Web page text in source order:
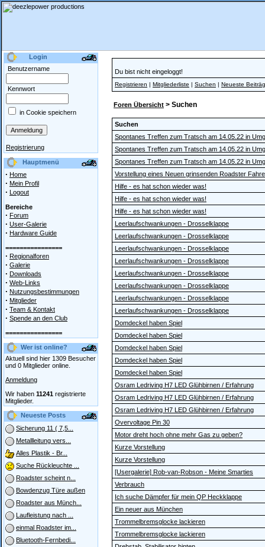
Login
Benutzername
Kennwort
in Cookie speichern
Registrierung
Hauptmenü
· Home
· Mein Profil
· Logout
Bereiche
· Forum
· User-Galerie
· Hardware Guide
================
· Regionalforen
· Galerie
· Downloads
· Web-Links
· Nutzungsbestimmungen
· Mitglieder
· Team & Kontakt
· Spende an den Club
================
Wer ist online?
Aktuell sind hier 1309 Besucher
und 0 Mitglieder online.
Anmeldung
Wir haben 11241 registrierte
Mitglieder.
Neueste Posts
Sicherung 11 ( 7,5...
Metallleitung vers...
Alles Plastik - Br...
Suche Rückleuchte ...
Roadster scheint n...
Bowdenzug Türe außen
Roadster aus Münch...
Laufleistung nach ...
einmal Roadster im...
Bluetooth-Fernbedi...
Du bist nicht eingeloggt!
Registrieren | Mitgliederliste | Suchen | Neueste
Foren Übersicht > Suchen
Suchen
Spontanes Treffen zum Tratsch am 14.05.22 in
Spontanes Treffen zum Tratsch am 14.05.22 in
Spontanes Treffen zum Tratsch am 14.05.22 in
Vorstellung eines Neuen grinsenden Roadster
Hilfe - es hat schon wieder was!
Hilfe - es hat schon wieder was!
Hilfe - es hat schon wieder was!
Leerlaufschwankungen - Drosselklappe
Leerlaufschwankungen - Drosselklappe
Leerlaufschwankungen - Drosselklappe
Leerlaufschwankungen - Drosselklappe
Leerlaufschwankungen - Drosselklappe
Leerlaufschwankungen - Drosselklappe
Leerlaufschwankungen - Drosselklappe
Leerlaufschwankungen - Drosselklappe
Domdeckel haben Spiel
Domdeckel haben Spiel
Domdeckel haben Spiel
Domdeckel haben Spiel
Domdeckel haben Spiel
Osram Ledriving H7 LED Glühbirnen / Erfahrung
Osram Ledriving H7 LED Glühbirnen / Erfahrung
Osram Ledriving H7 LED Glühbirnen / Erfahrung
Overvoltage Pin 30
Motor dreht hoch ohne mehr Gas zu geben?
Kurze Vorstellung
Kurze Vorstellung
[Usergalerie] Rob-van-Robson - Meine Smarties
Verbrauch
Ich suche Dämpfer für mein QP Heckklappe
Ein neuer aus München
Trommelbremsglocke lackieren
Trommelbremsglocke lackieren